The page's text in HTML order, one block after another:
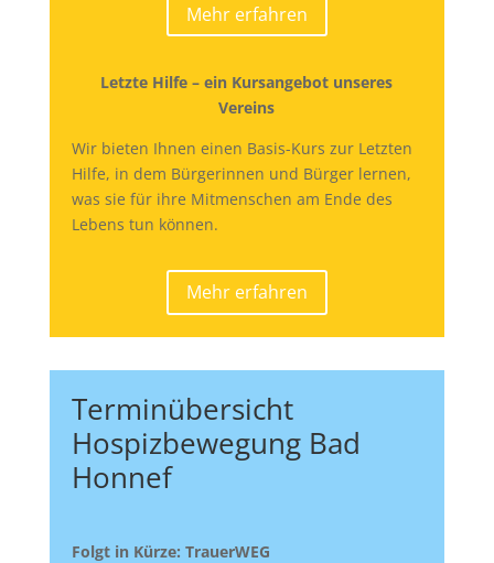
Mehr erfahren
Letzte Hilfe – ein Kursangebot unseres
Vereins
Wir bieten Ihnen einen Basis-Kurs zur Letzten
Hilfe, in dem Bürgerinnen und Bürger lernen,
was sie für ihre Mitmenschen am Ende des
Lebens tun können.
Mehr erfahren
Terminübersicht
Hospizbewegung Bad
Honnef
Folgt in Kürze: TrauerWEG